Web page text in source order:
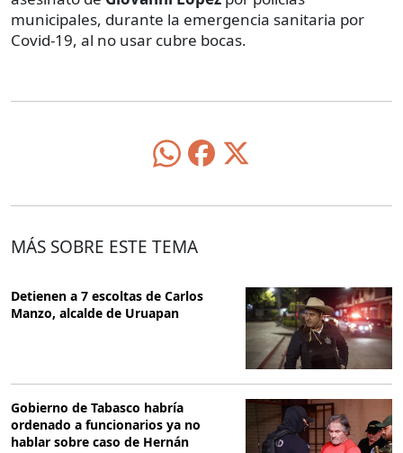
municipales, durante la emergencia sanitaria por
Covid-19, al no usar cubre bocas.
MÁS SOBRE ESTE TEMA
Detienen a 7 escoltas de Carlos
Manzo, alcalde de Uruapan
Gobierno de Tabasco habría
ordenado a funcionarios ya no
hablar sobre caso de Hernán